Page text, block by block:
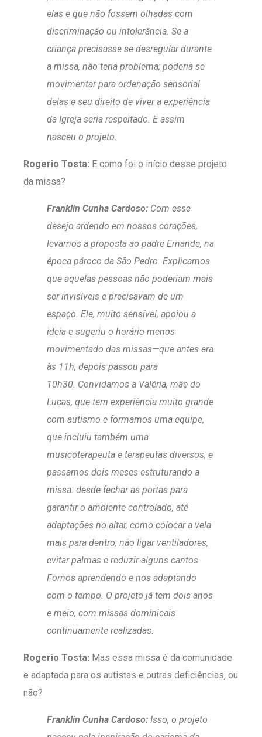
elas e que não fossem olhadas com
discriminação ou intolerância. Se a
criança precisasse se desregular durante
a missa, não teria problema; poderia se
movimentar para ordenação sensorial
delas e seu direito de viver a experiência
da Igreja seria respeitado. E assim
nasceu o projeto.
Rogerio Tosta: E como foi o início desse projeto
da missa?
Franklin Cunha Cardoso: Com esse
desejo ardendo em nossos corações,
levamos a proposta ao padre Ernande, na
época pároco da São Pedro. Explicamos
que aquelas pessoas não poderiam mais
ser invisíveis e precisavam de um
espaço. Ele, muito sensível, apoiou a
ideia e sugeriu o horário menos
movimentado das missas—que antes era
às 11h, depois passou para
10h30. Convidamos a Valéria, mãe do
Lucas, que tem experiência muito grande
com autismo e formamos uma equipe,
que incluiu também uma
musicoterapeuta e terapeutas diversos, e
passamos dois meses estruturando a
missa: desde fechar as portas para
garantir o ambiente controlado, até
adaptações no altar, como colocar a vela
mais para dentro, não ligar ventiladores,
evitar palmas e reduzir alguns cantos.
Fomos aprendendo e nos adaptando
com o tempo. O projeto já tem dois anos
e meio, com missas dominicais
continuamente realizadas.
Rogerio Tosta: Mas essa missa é da comunidade
e adaptada para os autistas e outras deficiências, ou
não?
Franklin Cunha Cardoso: Isso, o projeto